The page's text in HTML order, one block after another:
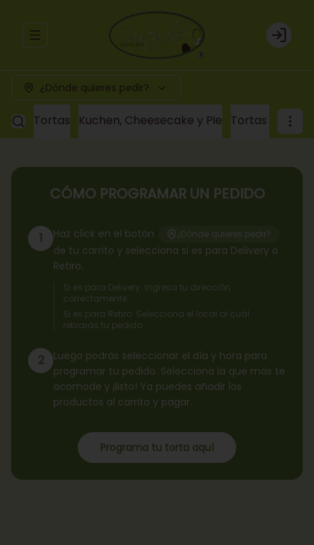
Abrir menu de navegación Login
¿Dónde quieres pedir?
Tortas Kuchen, Cheesecake y Pie Tortas a
CÓMO PROGRAMAR UN PEDIDO
1 Haz click en el botón ¿Dónde quieres pedir?
de tu carrito y selecciona si es para Delivery o
Retiro.
Si es para Delivery: Ingresa tu dirección
correctamente.
Si es para Retiro: Selecciona el local al cuál
retirarás tu pedido.
2
Luego podrás seleccionar el día y hora para
programar tu pedido. Selecciona la que más te
acomode y ¡listo! Ya puedes añadir los
productos al carrito y pagar.
Programa tu torta aquí